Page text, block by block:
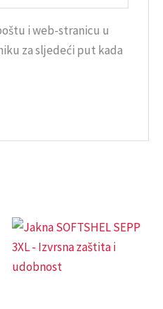
i web-stranicu u
za sljedeći put kada